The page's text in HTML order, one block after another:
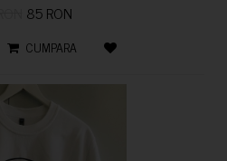
85 RON
CUMPARA